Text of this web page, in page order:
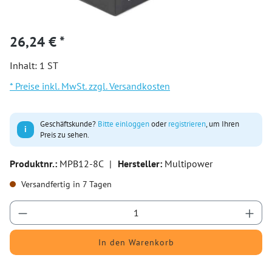
26,24 € *
Inhalt: 1 ST
* Preise inkl. MwSt. zzgl. Versandkosten
i Geschäftskunde? Bitte einloggenoderregistrieren, um Ihren
Preis zu sehen.
Produktnr.: MPB12-8C | Hersteller: Multipower
Versandfertig in 7 Tagen
Produkt Anzahl: Gib den gewünschten Wert
In den Warenkorb